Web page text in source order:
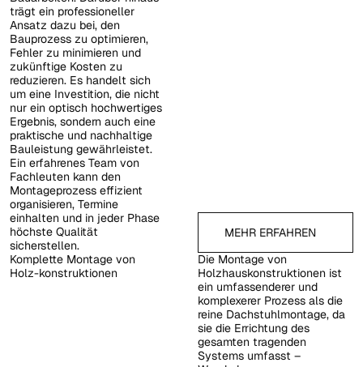
trägt ein professioneller
Ansatz dazu bei, den
Bauprozess zu optimieren,
Fehler zu minimieren und
zukünftige Kosten zu
reduzieren. Es handelt sich
um eine Investition, die nicht
nur ein optisch hochwertiges
Ergebnis, sondern auch eine
praktische und nachhaltige
Bauleistung gewährleistet.
Ein erfahrenes Team von
Fachleuten kann den
Montageprozess effizient
organisieren, Termine
einhalten und in jeder Phase
höchste Qualität
sicherstellen.
MEHR ERFAHREN
Komplette Montage von
Holz-konstruktionen
Die Montage von
Holzhauskonstruktionen ist
ein umfassenderer und
komplexerer Prozess als die
reine Dachstuhlmontage, da
sie die Errichtung des
gesamten tragenden
Systems umfasst –